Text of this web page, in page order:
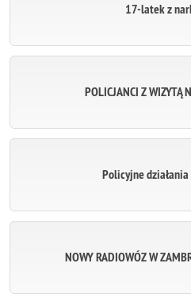
17-latek z
POLICJANCI Z WIZYTĄ
Policyjne działania
NOWY RADIOWÓZ W